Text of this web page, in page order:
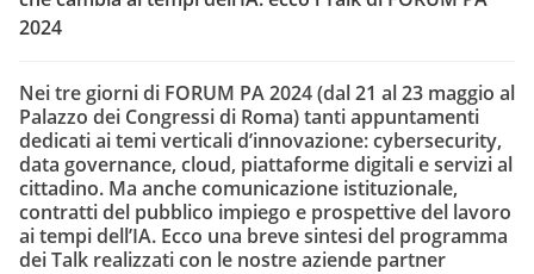
2024
Nei tre giorni di FORUM PA 2024 (dal 21 al 23 maggio al
Palazzo dei Congressi di Roma) tanti appuntamenti
dedicati ai temi verticali d’innovazione: cybersecurity,
data governance, cloud, piattaforme digitali e servizi al
cittadino. Ma anche comunicazione istituzionale,
contratti del pubblico impiego e prospettive del lavoro
ai tempi dell’IA. Ecco una breve sintesi del programma
dei Talk realizzati con le nostre aziende partner